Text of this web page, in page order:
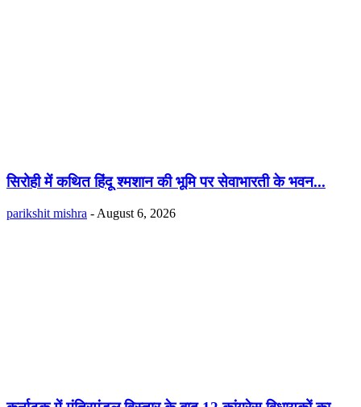
सिरोही में कथित हिंदू श्मशान की भूमि पर सेवाभारती के भवन...
parikshit mishra - August 6, 2026